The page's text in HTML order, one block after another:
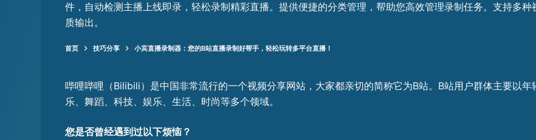
件，自动检测主播上线即录，轻松录制精彩直播。提供便捷的分类管理，帮助您高效管理录制任务。支持多
质输出。
首页 技巧分享 小宾直播录制器：您的B站直播录制好帮手，轻松玩转多平台直播！
哔哩哔哩（Bilibili）是中国非常流行的一个视频分享网站，大家都亲切的简称它为B站。B站用户群体主要以
乐、舞蹈、科技、娱乐、生活、时尚等多个领域。
您是否曾经遇到过以下烦恼？